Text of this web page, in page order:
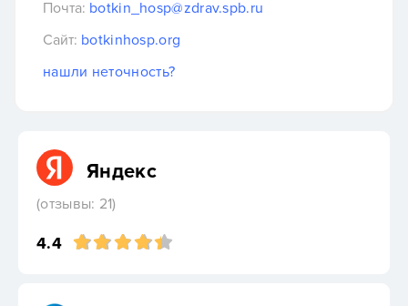
Почта: botkin_hosp@zdrav.spb.ru
Сайт: botkinhosp.org
нашли неточность?
Яндекс
(отзывы: 21)
4.4